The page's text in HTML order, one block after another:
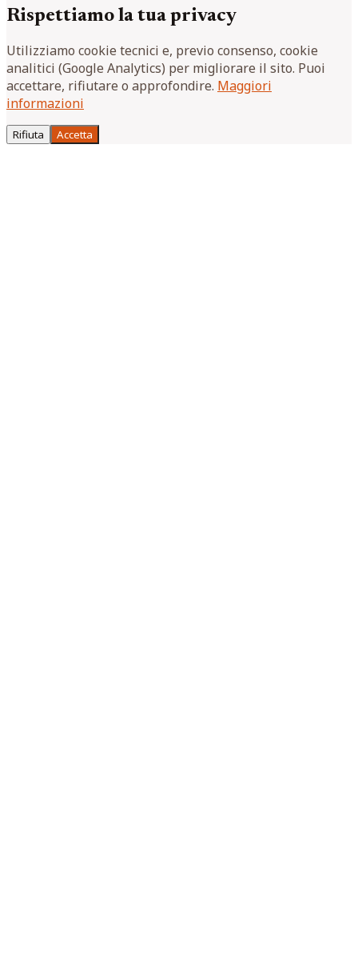
Rispettiamo la tua privacy
Utilizziamo cookie tecnici e, previo consenso, cookie
analitici (Google Analytics) per migliorare il sito. Puoi
accettare, rifiutare o approfondire. Maggiori
informazioni
Rifiuta Accetta